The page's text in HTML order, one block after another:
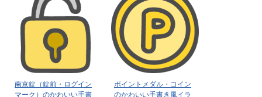
南京錠（錠前・ログイン
マーク）のかわいい手書
ポイントメダル・コイン
のかわいい手書き風イラ